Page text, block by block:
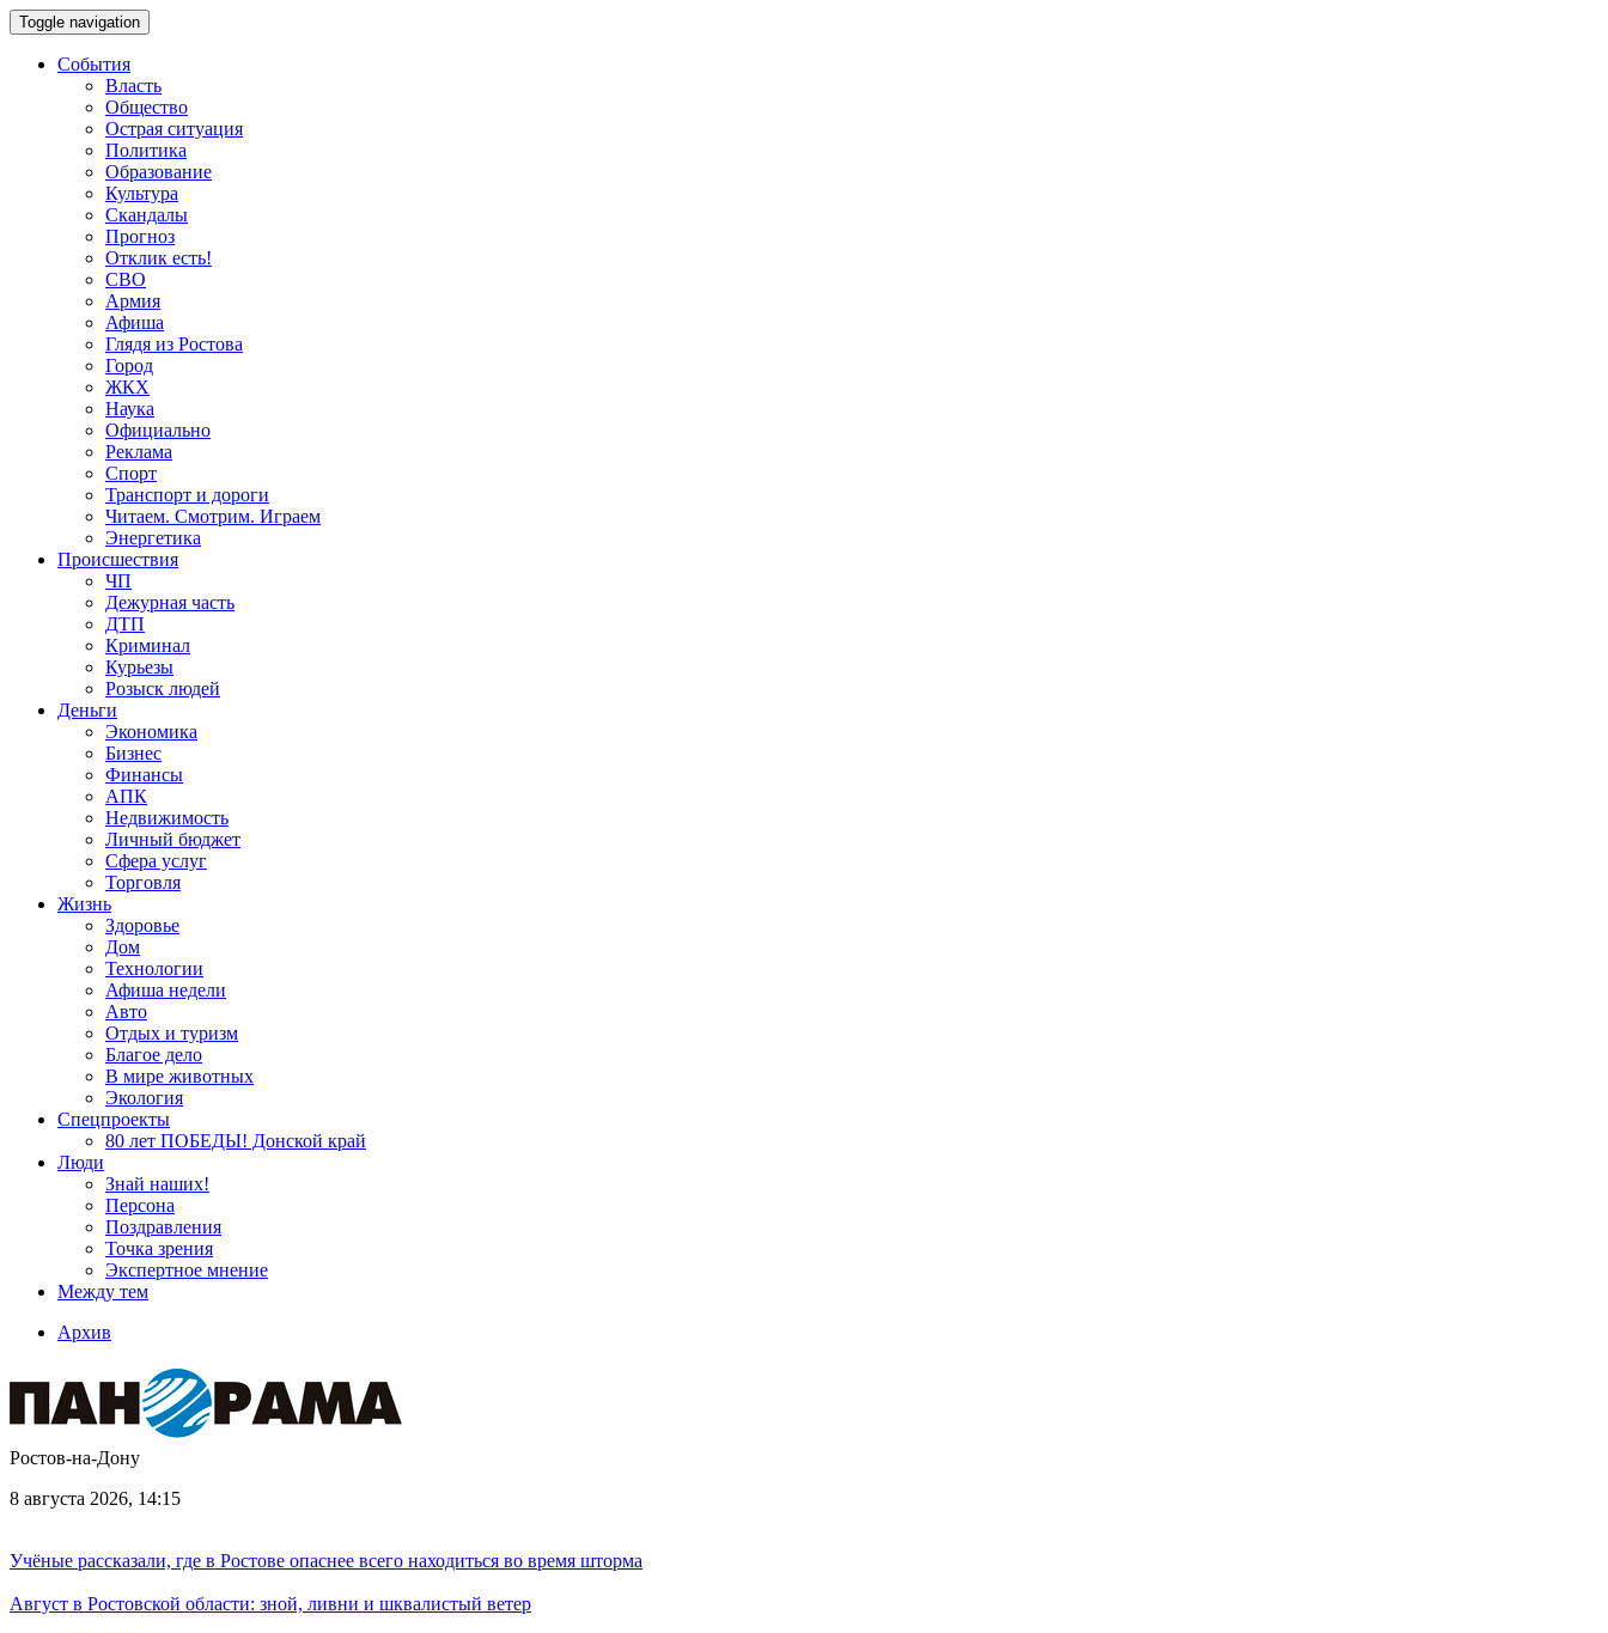
Toggle navigation
События
Власть
Общество
Острая ситуация
Политика
Образование
Культура
Скандалы
Прогноз
Отклик есть!
СВО
Армия
Афиша
Глядя из Ростова
Город
ЖКХ
Наука
Официально
Реклама
Спорт
Транспорт и дороги
Читаем. Смотрим. Играем
Энергетика
Происшествия
ЧП
Дежурная часть
ДТП
Криминал
Курьезы
Розыск людей
Деньги
Экономика
Бизнес
Финансы
АПК
Недвижимость
Личный бюджет
Сфера услуг
Торговля
Жизнь
Здоровье
Дом
Технологии
Афиша недели
Авто
Отдых и туризм
Благое дело
В мире животных
Экология
Спецпроекты
80 лет ПОБЕДЫ! Донской край
Люди
Знай наших!
Персона
Поздравления
Точка зрения
Экспертное мнение
Между тем
Архив
Ростов-на-Дону
8 августа 2026, 14:15
Учёные рассказали, где в Ростове опаснее всего находиться во время шторма
Август в Ростовской области: зной, ливни и шквалистый ветер